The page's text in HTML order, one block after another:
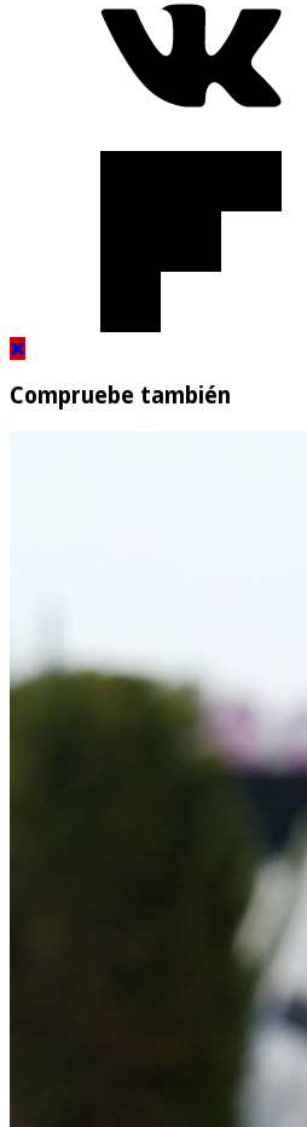
Compruebe también